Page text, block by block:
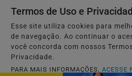
Notícias Corporativas
Economia
FUTEBOL
Expediente
Contato
Termos de Uso e
Esse site utiliza cookies para
de navegação. Ao continuar o
você concorda com nossos
Privacidade.
PARA MAIS INFORMAÇÕES,ACESSE